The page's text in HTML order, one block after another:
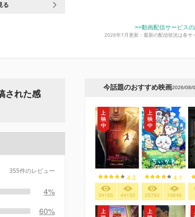
る
>>動画配信サービス
2026年7月更新：最新の配信状況は各サ
された感
355件のレビュー
4%
60%
今話題のおすすめ映画2026/08/
4.3
34165 44150
4.1
25783 15646